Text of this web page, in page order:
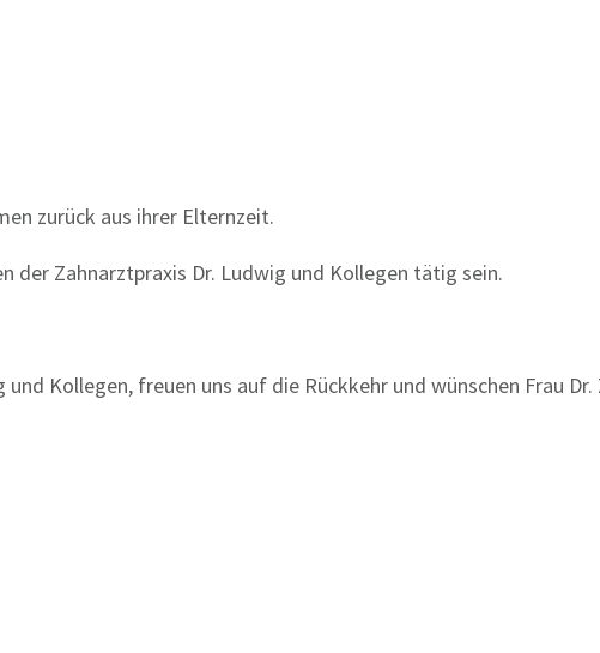
zurück aus ihrer Elternzeit.
der Zahnarztpraxis Dr. Ludwig und Kollegen tätig sein.
Kollegen, freuen uns auf die Rückkehr und wünschen Frau